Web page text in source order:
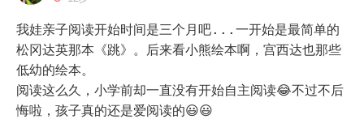
公办里数一数二的，老师也都很负责，在孩子习惯养成上
很是感激。
有个时期他喜欢看星星，所以买了很些“星空”天文，星
座，观星的绘本。
没有上过学前班，零基础就上小学了。
从小到大，我好像都没给他讲过白雪公主之类童话，他也
我娃亲子阅读开始时间是三个月吧...一开始是最简单的
松冈达英那本《跳》。后来看小熊绘本啊，宫西达也那些
低幼的绘本。
阅读这么久，小学前却一直没有开始自主阅读😂不过不后
悔啦，孩子真的还是爱阅读的😃😃